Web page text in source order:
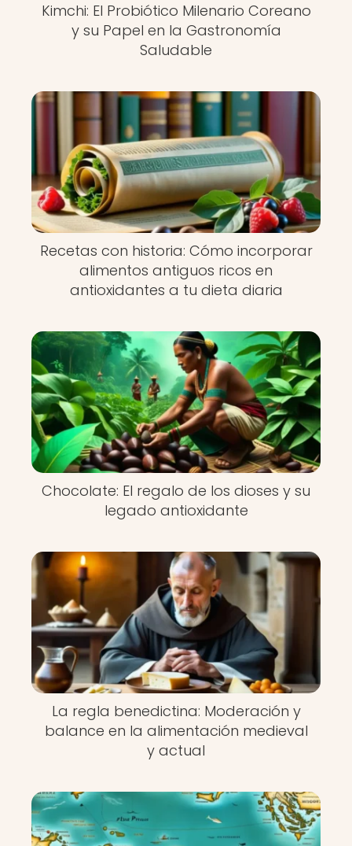
Kimchi: El Probiótico Milenario Coreano
y su Papel en la Gastronomía
Saludable
Recetas con historia: Cómo incorporar
alimentos antiguos ricos en
antioxidantes a tu dieta diaria
Chocolate: El regalo de los dioses y su
legado antioxidante
La regla benedictina: Moderación y
balance en la alimentación medieval
y actual